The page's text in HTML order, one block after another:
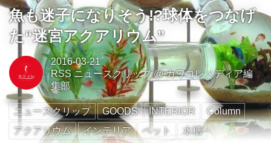
魚も迷子になりそう!?球体をつなげ
た“迷宮アクアリウム”
2016-03-21
RSS ニュースクリップ@カワコレメディア編
集部
ニュースクリップ GOODS INTERIOR
Column
アクアリウム
インテリア ペット 水槽